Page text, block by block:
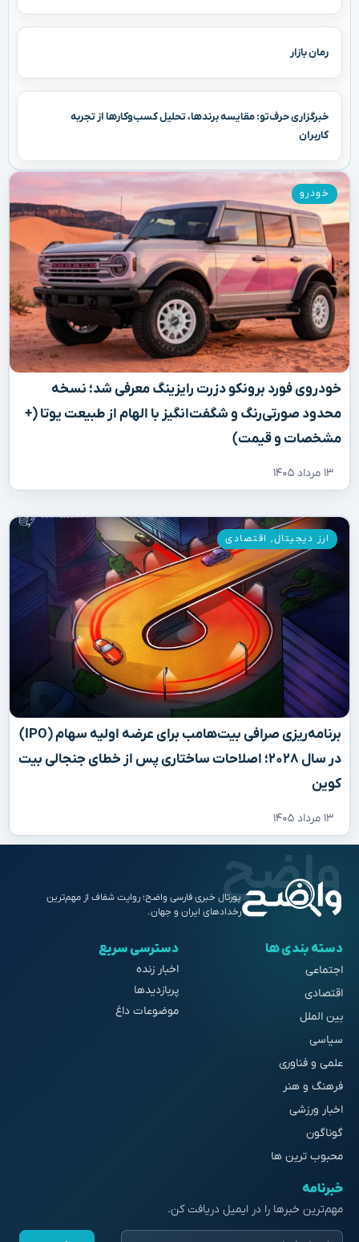
رمان بازار
خبرگزاری حرف‌تو: مقایسه برندها، تحلیل کسب‌وکارها از تجربه
کاربران
خودروی فورد برونکو دزرت رایزینگ معرفی شد؛ نسخه
محدود صورتی‌رنگ و شگفت‌انگیز با الهام از طبیعت یوتا (+
مشخصات و قیمت)
۱۳ مرداد ۱۴۰۵
خودرو
برنامه‌ریزی صرافی بیت‌هامب برای عرضه اولیه سهام (IPO)
در سال ۲۰۲۸؛ اصلاحات ساختاری پس از خطای جنجالی بیت
کوین
۱۳ مرداد ۱۴۰۵
ارز دیجیتال, اقتصادی
پورتال خبری فارسی واضح؛ روایت شفاف از مهم‌ترین
رخدادهای ایران و جهان.
دسته بندی ها
اجتماعی
اقتصادی
بین الملل
سیاسی
علمی و فناوری
فرهنگ و هنر
اخبار ورزشی
گوناگون
محبوب ترین ها
دسترسی سریع
اخبار زنده
پربازدیدها
موضوعات داغ
خبرنامه
مهم‌ترین خبرها را در ایمیل دریافت کن.